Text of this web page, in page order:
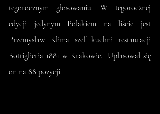
tegorocznym głosowaniu. W tegorocznej
edycji jedynym Polakiem na liście jest
Przemysław Klima szef kuchni restauracji
Bottiglieria 1881 w Krakowie.  Uplasował się
on na 88 pozycji.